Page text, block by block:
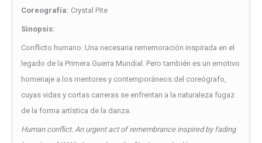
Coreografía: Crystal Pite
Sinopsis:
Conflicto humano. Una necesaria rememoración inspirada en el
legado de la Primera Guerra Mundial. Pero también es un emotivo
homenaje a los mentores y contemporáneos del coreógrafo,
cuyas vidas y cortas carreras se enfrentan a la naturaleza fugaz
de la forma artística de la danza.
Human conflict. An urgent act of remembrance inspired by fading